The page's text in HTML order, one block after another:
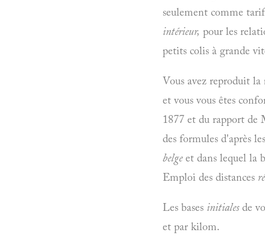
seulement comme
intérieur, pour les
petits colis à grande
Vous avez reproduit la
et vous vous êtes
1877 et du rapport de
des formules d'après
belgeet dans lequel la
Emploi des distances
Les bases initialesde
et par kilom.